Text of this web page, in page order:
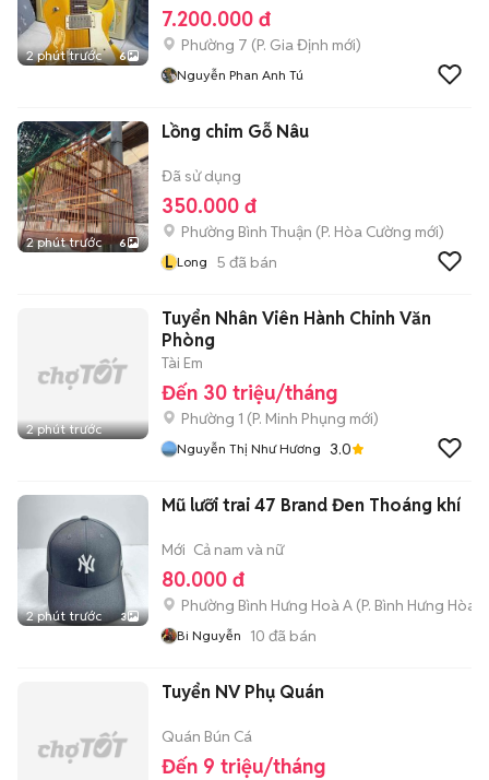
2 phút trước 6
7.200.000 đ
Phường 7 (P. Gia Định mới)
Nguyễn Phan Anh Tú
2 phút trước 6
Lồng chim Gỗ Nâu
Đã sử dụng
350.000 đ
Phường Bình Thuận (P. Hòa Cường mới)
L Long 5 đã bán
2 phút trước
Tuyển Nhân Viên Hành Chinh Văn
Phòng
Tài Em
Đến 30 triệu/tháng
Phường 1 (P. Minh Phụng mới)
Nguyễn Thị Như Hương 3.0
2 phút trước 3
Mũ lưỡi trai 47 Brand Đen Thoáng khí
Mới Cả nam và nữ
80.000 đ
Phường Bình Hưng Hoà A (P. Bình Hưng Hòa
Bi Nguyễn 10 đã bán
Tuyển NV Phụ Quán
Quán Bún Cá
Đến 9 triệu/tháng